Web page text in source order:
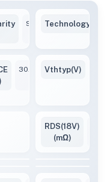
Single-Technology
30A Vthtyp(V)
RDS(18V)
(mΩ)